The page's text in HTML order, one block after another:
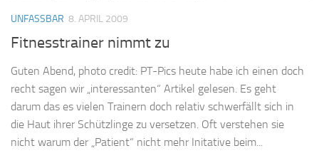
UNFASSBAR 8. APRIL 2009
Fitnesstrainer nimmt zu
Guten Abend, photo credit: PT-Pics heute habe ich einen doch
recht sagen wir „interessanten“ Artikel gelesen. Es geht
darum das es vielen Trainern doch relativ schwerfällt sich in
die Haut ihrer Schützlinge zu versetzen. Oft verstehen sie
nicht warum der „Patient“ nicht mehr Initative beim...